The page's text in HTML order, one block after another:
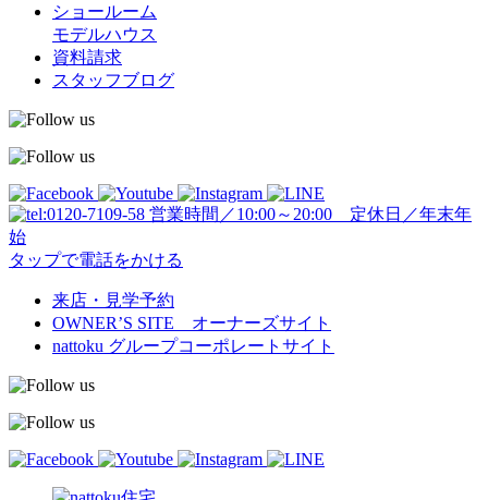
ショールーム
モデルハウス
資料請求
スタッフブログ
営業時間／10:00～20:00 定休日／年末年
始
タップで電話をかける
来店・見学予約
OWNER’S SITE オーナーズサイト
nattoku グループコーポレートサイト